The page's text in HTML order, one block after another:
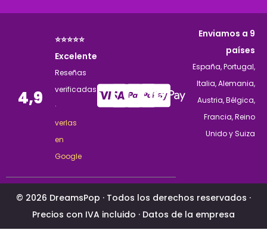
4,9
⭐⭐⭐⭐⭐
Excelente
Reseñas
verificadas
·
verlas
en
Google
Enviamos a 9
países
España, Portugal,
Italia, Alemania,
Austria, Bélgica,
Francia, Reino
Unido y Suiza
© 2026 DreamsPop · Todos los derechos reservados ·
Precios con IVA incluido · Datos de la empresa